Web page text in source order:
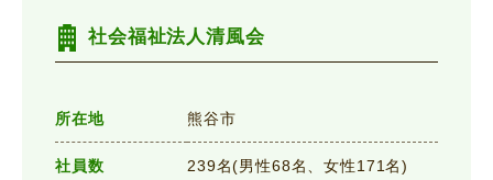
社会福祉法人清風会
所在地 熊谷市
社員数 239名(男性68名、女性171名)